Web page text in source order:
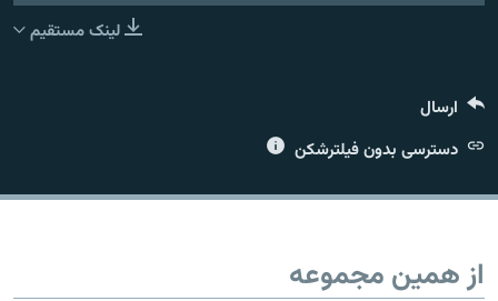
لینک مستقیم
ارسال
دسترسی بدون فیلترشکن
از همین مجموعه